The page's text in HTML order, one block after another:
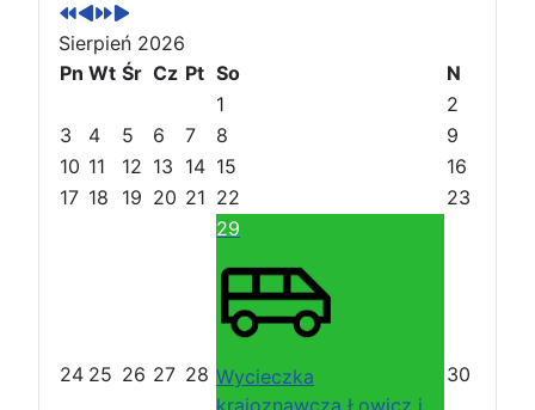
r
z
e
n
i
r
r
z
e
i
m
t
ę
p
y
r
o
t
ę
p
y
m
Sierpień 2026
Pn Wt Śr Cz Pt So
N
1
2
3
4 5 6 7 8
9
10 11 12 13 14 15
16
17 18 19 20 21 22 23
24 25 26 27 28
29
Wycieczka
krajoznawcza Łowicz i
30